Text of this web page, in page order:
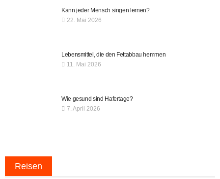
Kann jeder Mensch singen lernen?
22. Mai 2026
Lebensmittel, die den Fettabbau hemmen
11. Mai 2026
Wie gesund sind Hafertage?
7. April 2026
Reisen